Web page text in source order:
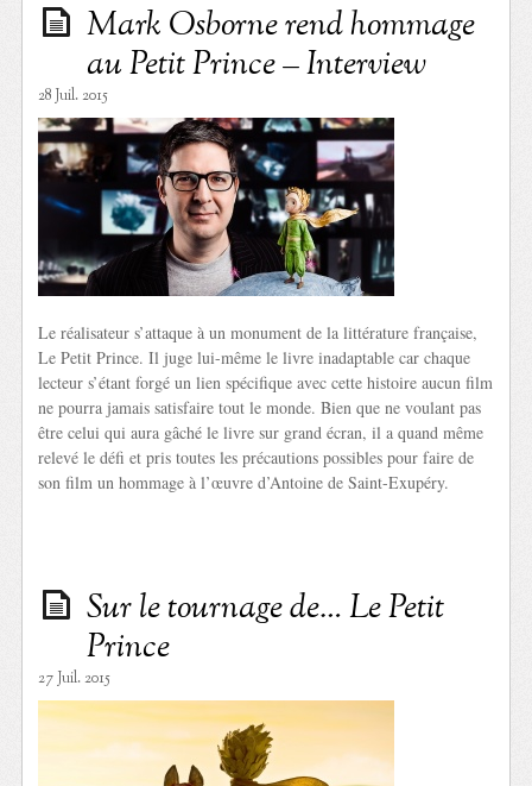
Mark Osborne rend hommage
au Petit Prince – Interview
28 Juil. 2015
Le réalisateur s’attaque à un monument de la littérature française,
Le Petit Prince. Il juge lui-même le livre inadaptable car chaque
lecteur s’étant forgé un lien spécifique avec cette histoire aucun film
ne pourra jamais satisfaire tout le monde. Bien que ne voulant pas
être celui qui aura gâché le livre sur grand écran, il a quand même
relevé le défi et pris toutes les précautions possibles pour faire de
son film un hommage à l’œuvre d’Antoine de Saint-Exupéry.
Sur le tournage de… Le Petit
Prince
27 Juil. 2015